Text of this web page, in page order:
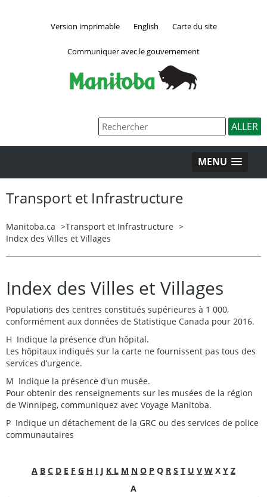
Version imprimable English Carte du site
Communiquer avec le gouvernement
MENU
Transport et Infrastructure
Manitoba.ca >Transport et Infrastructure >
Index des Villes et Villages
Index des Villes et Villages
Populations des centres constitués supérieures à 1 000,
conformément aux données de Statistique Canada pour 2016.
H Indique la présence d’un hôpital.
Les hôpitaux indiqués sur la carte ne fournissent pas tous des
services d’urgence.
M Indique la présence d'un musée.
Pour obtenir des renseignements sur les musées de la région
de Winnipeg, communiquez avec Voyage Manitoba.
P Indique un détachement de la GRC ou des services de police
communautaires
A B C D E F G H I J K L M N O P Q R S T U V W X Y Z
A